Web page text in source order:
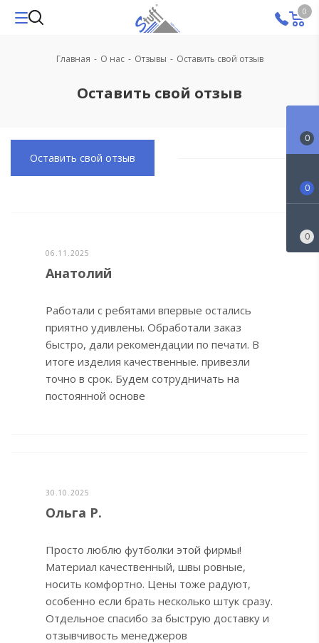
0
Оставить свой отзыв
Главная - О нас - Отзывы - Оставить свой отзыв
Оставить свой отзыв
06.11.2025
Анатолий
Работали с ребятами впервые остались
приятно удивлены. Обработали заказ
быстро, дали рекомендации по печати. В
итоге изделия качественные. привезли
точно в срок. Будем сотрудничать на
постоянной основе
30.10.2025
Ольга Р.
Просто люблю футболки этой фирмы!
Материал качественный, швы ровные,
носить комфортно. Цены тоже радуют,
особенно если брать несколько штук сразу.
Отдельное спасибо за быструю доставку и
отзывчивость менеджеров
0
0
0